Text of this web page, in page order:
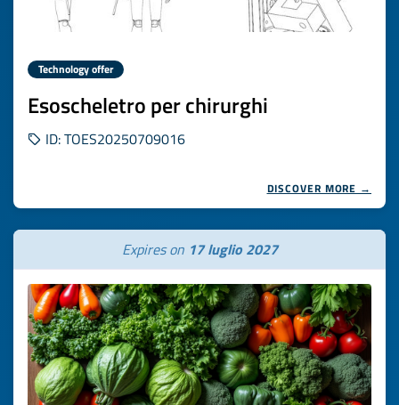
Technology offer
Esoscheletro per chirurghi
ID: TOES20250709016
DISCOVER MORE →
Expires on 17 luglio 2027